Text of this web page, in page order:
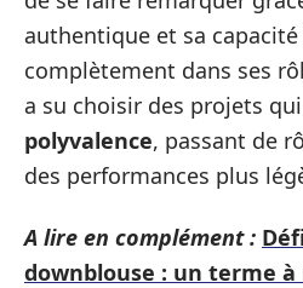
authentique et sa capacité
complètement dans ses
a su choisir des projets
polyvalence, passant de
des performances plus
A lire en complément :
downblouse : un terme